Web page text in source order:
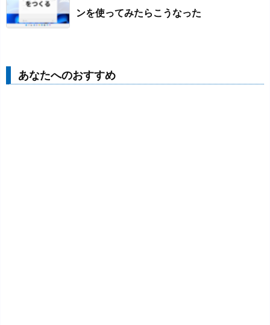
ンを使ってみたらこうなった
あなたへのおすすめ